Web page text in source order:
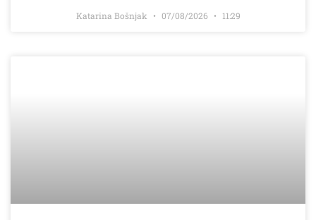
Katarina Bošnjak 07/08/2026 11:29